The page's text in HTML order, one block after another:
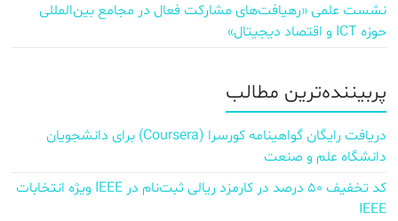
نشست علمی «رهیافت‌های مشارکت فعال در مجامع بین‌المللی
حوزه ICT و اقتصاد دیجیتال»
پربیننده‌ترین مطالب
دریافت رایگان گواهینامه کورسرا (Coursera) برای دانشجویان
دانشگاه علم و صنعت
کد تخفیف ۵۰ درصد در کارمزد ریالی ثبت‌نام در IEEE ویژه انتخابات
IEEE